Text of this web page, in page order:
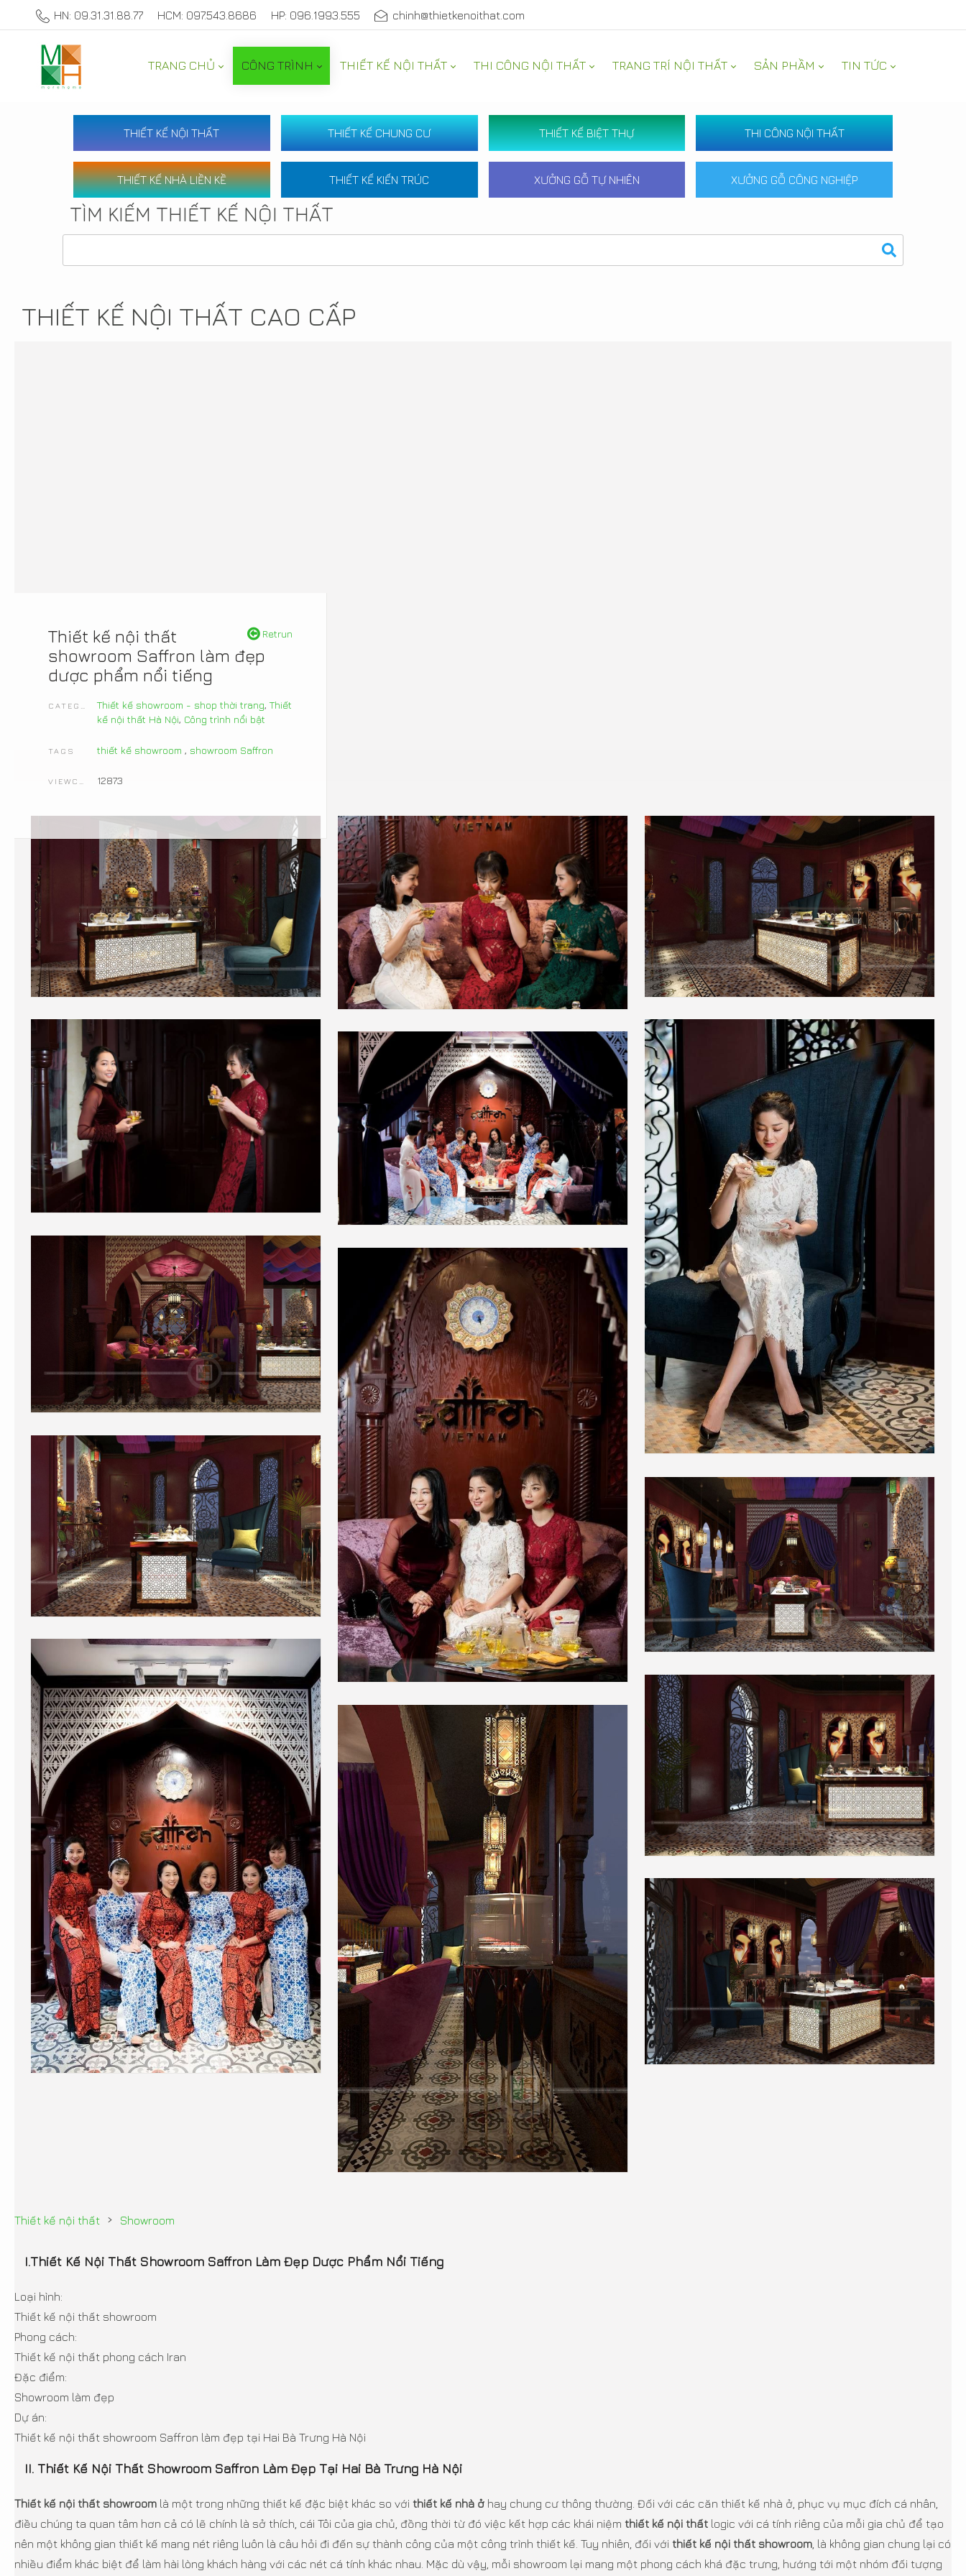
HN: 09.31.31.88.77 HCM: 097.543.8686 HP: 096.1993.555 chinh@thietkenoithat.com
TRANG CHỦ CÔNG TRÌNH THIẾT KẾ NỘI THẤT THI CÔNG NỘI THẤT TRANG TRÍ NỘI THẤT SẢN PHẦM TIN TỨC
THIẾT KẾ NỘI THẤT THIẾT KẾ CHUNG CƯ THIẾT KẾ BIỆT THỰ THI CÔNG NỘI THẤT
THIẾT KẾ NHÀ LIỀN KỀ THIẾT KẾ KIẾN TRÚC XƯỞNG GỖ TỰ NHIÊN XƯỞNG GỖ CÔNG NGHIỆP
TÌM KIẾM THIẾT KẾ NỘI THẤT
THIẾT KẾ NỘI THẤT CAO CẤP
Retrun
Thiết kế nội thất
showroom Saffron làm đẹp
dược phẩm nổi tiếng
Thiết kế showroom - shop thời trang, Thiết
kế nội thất Hà Nội, Công trình nổi bật
TAGS thiết kế showroom , showroom Saffron
12873
Thiết kế nội thất › Showroom
I.Thiết Kế Nội Thất Showroom Saffron Làm Đẹp Dược Phẩm Nổi Tiếng
Loại hình:
Thiết kế nội thất showroom
Phong cách:
Thiết kế nội thất phong cách Iran
Đặc điểm:
Showroom làm đẹp
Dự án:
Thiết kế nội thất showroom Saffron làm đẹp tại Hai Bà Trưng Hà Nội
II. Thiết Kế Nội Thất Showroom Saffron Làm Đẹp Tại Hai Bà Trưng Hà Nội
Thiết kế nội thất showroom là một trong những thiết kế đặc biệt khác so với thiết kế nhà ở hay chung cư thông thường. Đối với các căn thiết kế nhà ở, phục vụ mục đích cá nhân,
điều chúng ta quan tâm hơn cả có lẽ chính là sở thích, cái Tôi của gia chủ, đồng thời từ đó việc kết hợp các khái niệm thiết kế nội thất logic với cá tính riêng của mỗi gia chủ để tạo
nên một không gian thiết kế mang nét riêng luôn là câu hỏi đi đến sự thành công của một công trình thiết kế. Tuy nhiên, đối với thiết kế nội thất showroom , là không gian chung lại có
nhiều điểm khác biệt để làm hài lòng khách hàng với các nét cá tính khác nhau. Mặc dù vậy, mỗi showroom lại mang một phong cách khá đặc trưng, hướng tới một nhóm đối tượng